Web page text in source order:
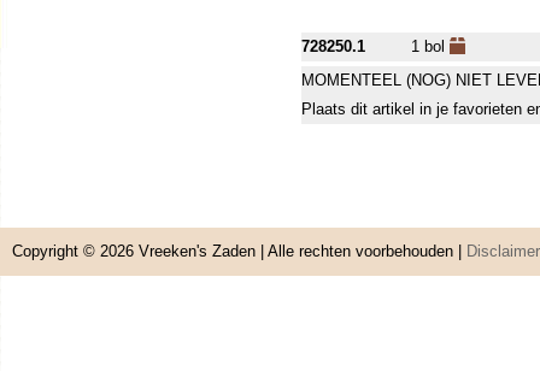
728250.1
1 bol
MOMENTEEL (NOG) NIET
Plaats dit artikel in je favorieten
Copyright © 2026 Vreeken's Zaden | Alle rechten voorbehouden | Disclaimer